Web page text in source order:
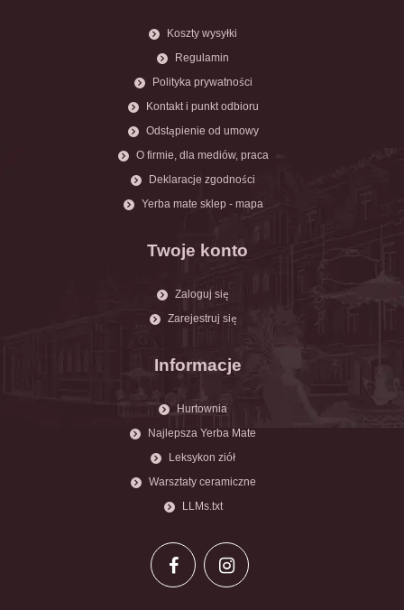
Koszty wysyłki
Regulamin
Polityka prywatności
Kontakt i punkt odbioru
Odstąpienie od umowy
O firmie, dla mediów, praca
Deklaracje zgodności
Yerba mate sklep - mapa
Twoje konto
Zaloguj się
Zarejestruj się
Informacje
Hurtownia
Najlepsza Yerba Mate
Leksykon ziół
Warsztaty ceramiczne
LLMs.txt